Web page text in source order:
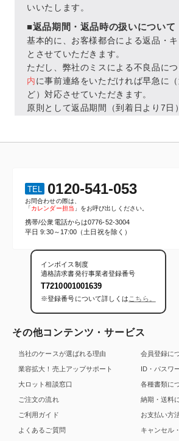
TEL 0120-541-053
お問合わせの際は、
「カレンダー担当 」をお呼び出しください。
携帯/公衆電話からは0776-52-3004
平日 9:30～17:00（土日祝を除く）
インボイス制度
適格請求書発行事業者登録番号
T7210001001639
※登録番号について詳しくは こちら。
その他コンテンツ・サービス
当社のケースが選ばれる理由
業容拡大！売上アップサポート
大ロット相談窓口
ご注文の流れ
ご利用ガイド
よくあるご質問
会員登録に
ID・パスワ
各種書類に
納期・送料
お支払い方
キャンセル